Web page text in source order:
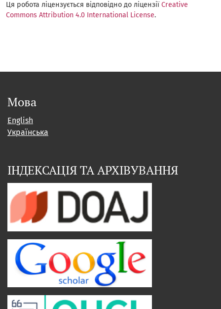
Ця робота ліцензується відповідно до ліцензіїCreative
Commons Attribution 4.0 International License.
Мова
English
Українська
ІНДЕКСАЦІЯ ТА АРХІВУВАННЯ